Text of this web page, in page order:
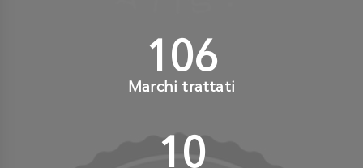
110+
Marchi trattati
10+